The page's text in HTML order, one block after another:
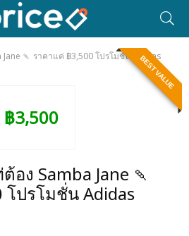
🍡 ราคาแค่ ฿3,500 โปรโมชั่น Adidas
BEST VALUE
฿3,500
อง Samba Jane 🍡
โปรโมชั่น Adidas